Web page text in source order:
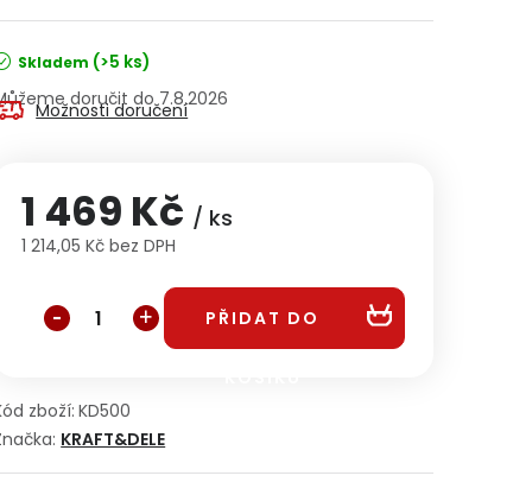
Skladem (>5 ks)
7.8.2026
Možnosti doručení
1 469 Kč / ks
1 214,05 Kč bez DPH
PŘIDAT DO
zboží: KD500
KRAFT&DELE